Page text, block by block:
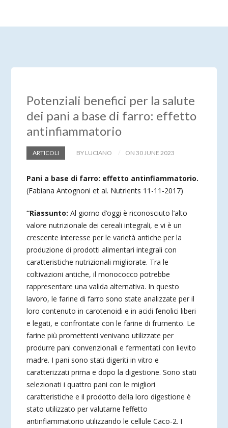
Potenziali benefici per la salute
dei pani a base di farro: effetto
antinfiammatorio
ARTICOLI BY LUCIANO ON 30 JUNE 2023
Pani a base di farro: effetto antinfiammatorio.
(Fabiana Antognoni et al. Nutrients 11-11-2017)
“Riassunto: Al giorno d’oggi è riconosciuto l’alto
valore nutrizionale dei cereali integrali, e vi è un
crescente interesse per le varietà antiche per la
produzione di prodotti alimentari integrali con
caratteristiche nutrizionali migliorate. Tra le
coltivazioni antiche, il monococco potrebbe
rappresentare una valida alternativa. In questo
lavoro, le farine di farro sono state analizzate per il
loro contenuto in carotenoidi e in acidi fenolici liberi
e legati, e confrontate con le farine di frumento. Le
farine più promettenti venivano utilizzate per
produrre pani convenzionali e fermentati con lievito
madre. I pani sono stati digeriti in vitro e
caratterizzati prima e dopo la digestione. Sono stati
selezionati i quattro pani con le migliori
caratteristiche e il prodotto della loro digestione è
stato utilizzato per valutarne l’effetto
antinfiammatorio utilizzando le cellule Caco-2. I